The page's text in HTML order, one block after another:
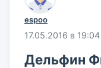
espoo
17.05.2016 в 19:04
Дельфин